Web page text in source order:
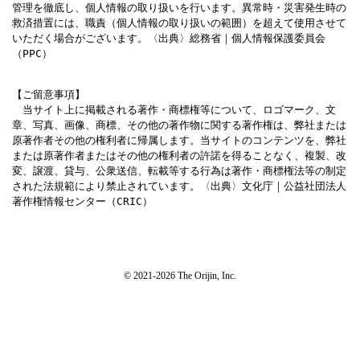
管理を徹底し、個人情報の取り扱いを行います。異常時・災害発生時の
救済措置には、職責（個人情報の取り扱いの範囲）を超えて使用させて
いただく場合がございます。〈出典〉総務省｜個人情報保護委員会
（PPC）
【ご留意事項】
当サイト上に掲載される著作・商標権等について、ロゴマーク、文
章、写真、画像、商標、その他の著作物に関する著作権は、弊社または
原著作者その他の権利者に帰属します。当サイトのコンテンツを、弊社
または原著作者またはその他の権利者の許諾を得ることなく、複製、改
変、譲渡、貸与、公衆送信、転載等する行為は著作・商標権法等の制定
された法規範により禁止されています。〈出典〉文化庁｜公益社団法人
著作権情報センター（CRIC）
© 2021-2026 The Orijin, Inc.